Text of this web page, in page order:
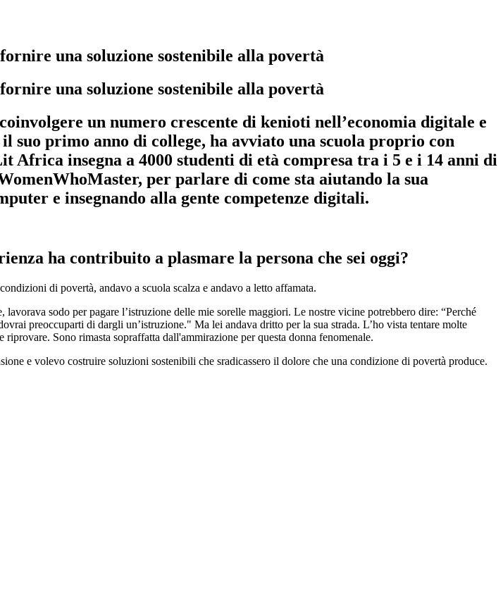
una soluzione sostenibile alla povertà
una soluzione sostenibile alla povertà
un numero crescente di kenioti nell’economia digitale e
primo anno di college, ha avviato una scuola proprio con
Africa insegna a 4000 studenti di età compresa tra i 5 e i 14 anni di
per parlare di come sta aiutando la sua
e insegnando alla gente competenze digitali.
ha contribuito a plasmare la persona che sei oggi?
di povertà, andavo a scuola scalza e andavo a letto affamata.
sodo per pagare l’istruzione delle mie sorelle maggiori. Le nostre vicine potrebbero dire: “Perché
preoccuparti di dargli un’istruzione." Ma lei andava dritto per la sua strada. L’ho vista tentare molte
Sono rimasta sopraffatta dall'ammirazione per questa donna fenomenale.
e volevo costruire soluzioni sostenibili che sradicassero il dolore che una condizione di povertà produce.